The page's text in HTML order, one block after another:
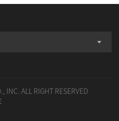
INC. ALL RIGHT RESERVED